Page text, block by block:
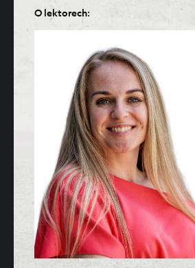
O lektorech: